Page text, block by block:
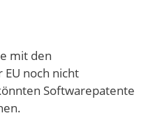
mit den
noch nicht
Softwarepatente